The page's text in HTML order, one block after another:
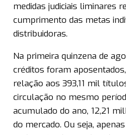
medidas judiciais liminares
cumprimento das metas
distribuidoras.
Na primeira quinzena de
créditos foram
relação aos 393,11 mil
circulação no mesmo
acumulado do ano, 12,21
do mercado. Ou seja,